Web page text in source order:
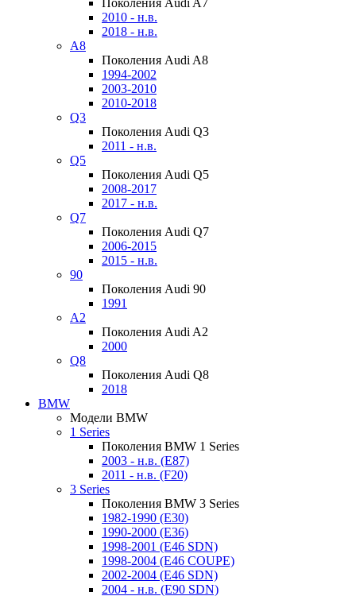
Поколения Audi A7
2010 - н.в.
2018 - н.в.
A8
Поколения Audi A8
1994-2002
2003-2010
2010-2018
Q3
Поколения Audi Q3
2011 - н.в.
Q5
Поколения Audi Q5
2008-2017
2017 - н.в.
Q7
Поколения Audi Q7
2006-2015
2015 - н.в.
90
Поколения Audi 90
1991
A2
Поколения Audi A2
2000
Q8
Поколения Audi Q8
2018
BMW
Модели BMW
1 Series
Поколения BMW 1 Series
2003 - н.в. (E87)
2011 - н.в. (F20)
3 Series
Поколения BMW 3 Series
1982-1990 (E30)
1990-2000 (E36)
1998-2001 (E46 SDN)
1998-2004 (E46 COUPE)
2002-2004 (E46 SDN)
2004 - н.в. (E90 SDN)